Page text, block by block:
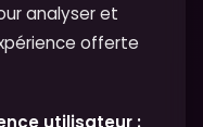
analyser et
offerte
utilisateur :